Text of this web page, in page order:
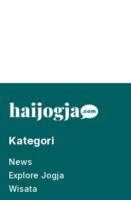
Kategori
News
Explore Jogja
Wisata